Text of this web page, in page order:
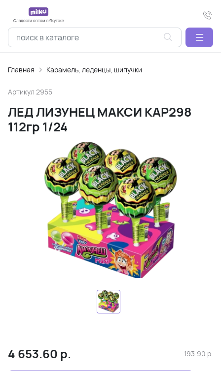
Сладости оптом в Якутске
Главная Карамель, леденцы, шипучки
Артикул 2955
ЛЕД ЛИЗУНЕЦ МАКСИ КАР298
112гр 1/24
4 653.60 р. 193.90 р.